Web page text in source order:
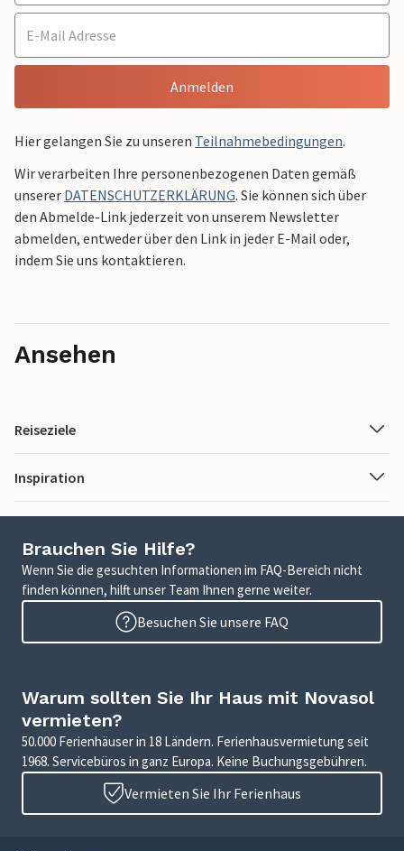
Anmelden
Hier gelangen Sie zu unseren Teilnahmebedingungen.
Wir verarbeiten Ihre personenbezogenen Daten gemäß
unserer DATENSCHUTZERKLÄRUNG. Sie können sich über
den Abmelde-Link jederzeit von unserem Newsletter
abmelden, entweder über den Link in jeder E-Mail oder,
indem Sie uns kontaktieren.
Ansehen
Reiseziele
Inspiration
Brauchen Sie Hilfe?
Wenn Sie die gesuchten Informationen im FAQ-Bereich nicht
finden können, hilft unser Team Ihnen gerne weiter.
Besuchen Sie unsere FAQ
Warum sollten Sie Ihr Haus mit Novasol
vermieten?
50.000 Ferienhäuser in 18 Ländern. Ferienhausvermietung seit
1968. Servicebüros in ganz Europa. Keine Buchungsgebühren.
Vermieten Sie Ihr Ferienhaus